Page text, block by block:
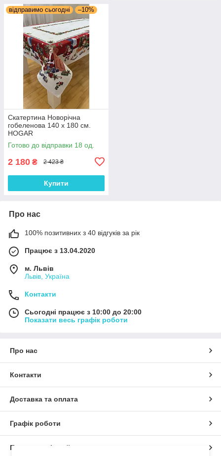
відправимо сьогодні –10%
Скатертина Новорічна
гобеленова 140 х 180 см.
HOGAR
Готово до відправки 18 од.
2 180 ₴ 2 423 ₴
Купити
Про нас
100% позитивних з 40 відгуків за рік
Працює з 13.04.2020
м. Львів
Львів, Україна
Контакти
Сьогодні працює з 10:00 до 20:00
Показати весь графік роботи
Про нас
Контакти
Доставка та оплата
Графік роботи
Повна версія сайту